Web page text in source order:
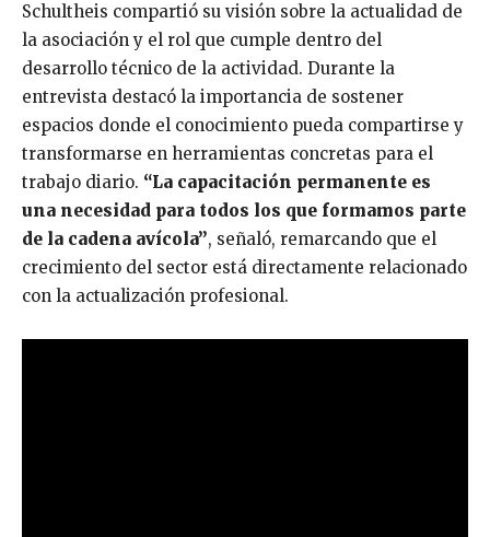
Schultheis compartió su visión sobre la actualidad de
la asociación y el rol que cumple dentro del
desarrollo técnico de la actividad. Durante la
entrevista destacó la importancia de sostener
espacios donde el conocimiento pueda compartirse y
transformarse en herramientas concretas para el
trabajo diario. “La capacitación permanente es
una necesidad para todos los que formamos parte
de la cadena avícola”, señaló, remarcando que el
crecimiento del sector está directamente relacionado
con la actualización profesional.